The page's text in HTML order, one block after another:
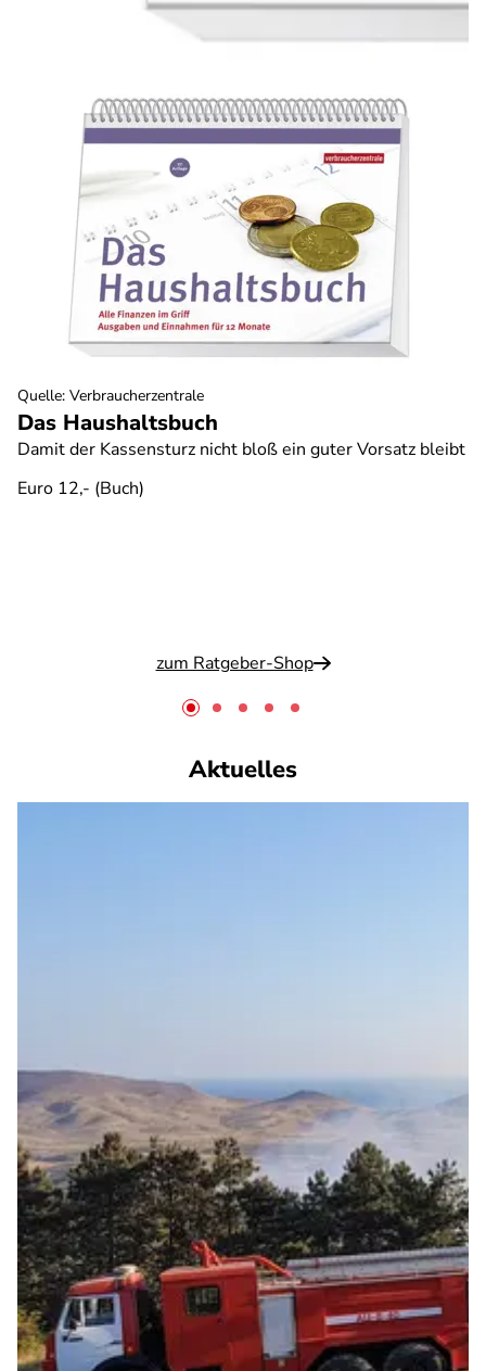
Das Haushaltsbuch
Damit der Kassensturz nicht bloß ein guter Vorsatz bleibt
Euro 12,- (Buch)
zum Ratgeber-Shop
Quelle: Verbraucherzentrale
Aktuelles